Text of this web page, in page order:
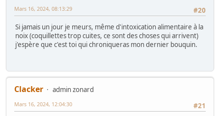
#20
Mars 16, 2024, 08:13:29
Si jamais un jour je meurs, même d'intoxication alimentaire à la
noix (coquillettes trop cuites, ce sont des choses qui arrivent)
j'espère que c'est toi qui chroniqueras mon dernier bouquin.
Clacker
admin zonard
#21
Mars 16, 2024, 12:04:30